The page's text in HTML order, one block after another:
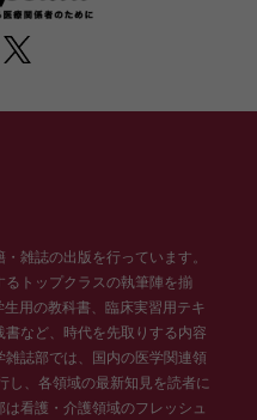
雑誌の出版を行っています。
トップクラスの執筆陣を揃
用の教科書、臨床実習用テキ
など、時代を先取りする内容
誌部では、国内の医学関連領
、各領域の最新知見を読者に
看護・介護領域のフレッシュ